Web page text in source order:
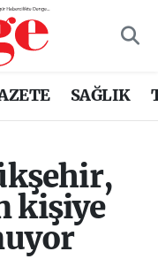
SAĞLIK
kişiye
Fikstür